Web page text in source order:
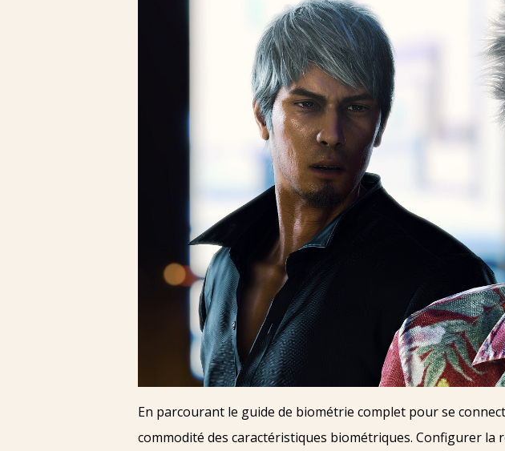
En parcourant le guide de biométrie complet pour se
commodité des caractéristiques biométriques. Configurer la